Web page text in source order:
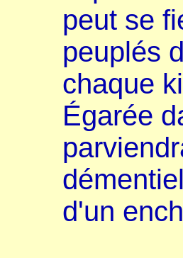
peut se
peuplés
chaque
Égarée
d'un